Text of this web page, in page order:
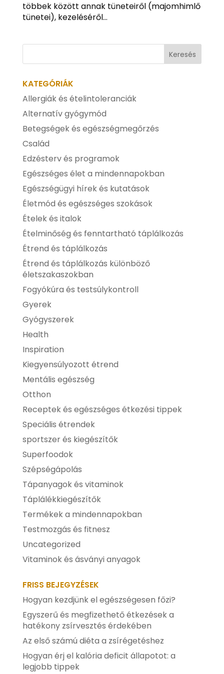
többek között annak tüneteiről (majomhimlő
tünetei), kezeléséről...
KATEGÓRIÁK
Allergiák és ételintoleranciák
Alternatív gyógymód
Betegségek és egészségmegőrzés
Család
Edzésterv és programok
Egészséges élet a mindennapokban
Egészségügyi hírek és kutatások
Életmód és egészséges szokások
Ételek és italok
Ételminőség és fenntartható táplálkozás
Étrend és táplálkozás
Étrend és táplálkozás különböző
életszakaszokban
Fogyókúra és testsúlykontroll
Gyerek
Gyógyszerek
Health
Inspiration
Kiegyensúlyozott étrend
Mentális egészség
Otthon
Receptek és egészséges étkezési tippek
Speciális étrendek
sportszer és kiegészítők
Superfoodok
Szépségápolás
Tápanyagok és vitaminok
Táplálékkiegészítők
Termékek a mindennapokban
Testmozgás és fitnesz
Uncategorized
Vitaminok és ásványi anyagok
FRISS BEJEGYZÉSEK
Hogyan kezdjünk el egészségesen főzi?
Egyszerű és megfizethető étkezések a
hatékony zsírvesztés érdekében
Az első számú diéta a zsírégetéshez
Hogyan érj el kalória deficit állapotot: a
legjobb tippek